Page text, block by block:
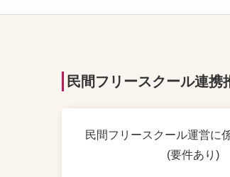
民間フリースクール連携
民間フリースクール運営に
(要件あり)